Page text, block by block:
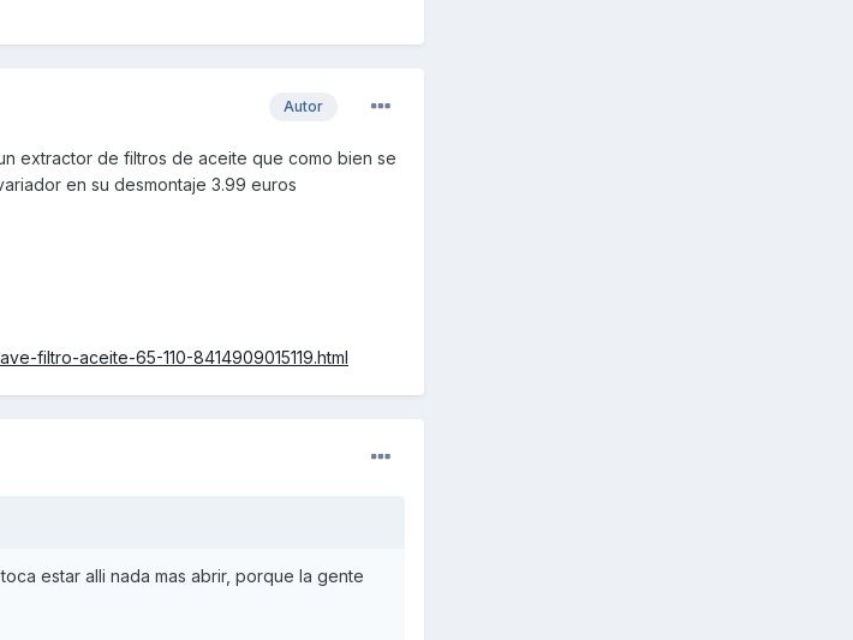
Autor
extractor de filtros de aceite que como bien se
en su desmontaje 3.99 euros
filtro-aceite-65-110-8414909015119.html
estar alli nada mas abrir, porque la gente